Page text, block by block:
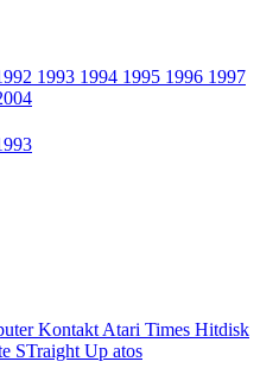
1993 1994 1995 1996 1997
Kontakt Atari Times Hitdisk
STraight Up atos